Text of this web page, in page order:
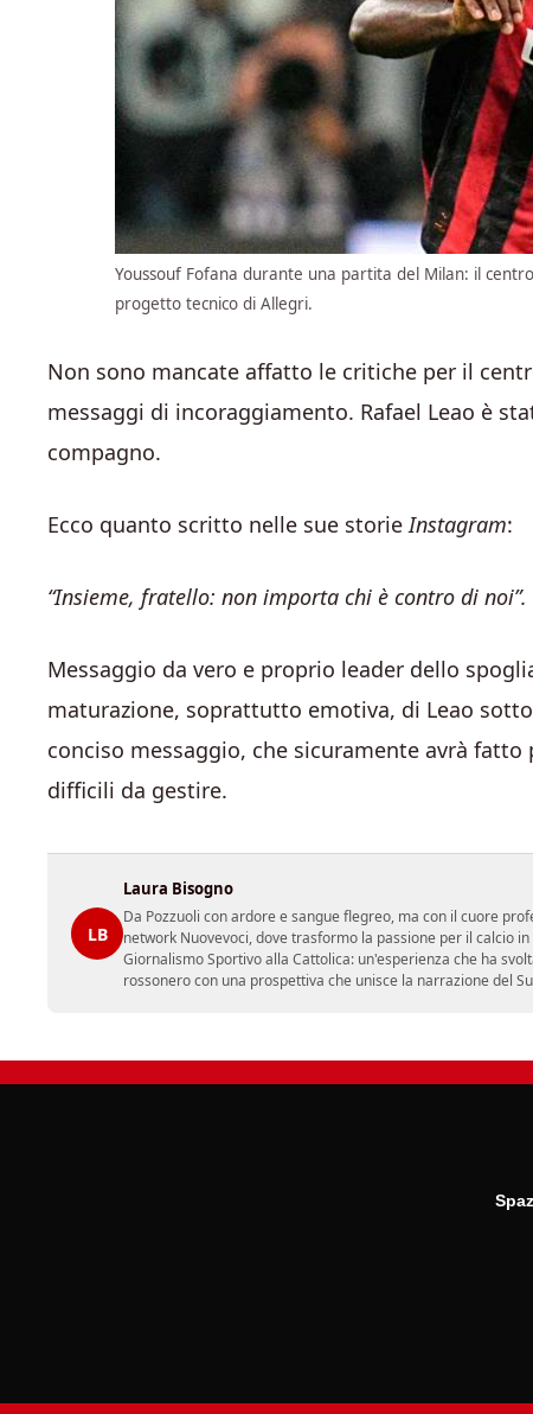
Youssouf Fofana durante una partita del Milan: il
progetto tecnico di Allegri.
Non sono mancate affatto le critiche per il
messaggi di incoraggiamento. Rafael Leao è
compagno.
Ecco quanto scritto nelle sue storieInstagram:
“Insieme, fratello: non importa chi è contro di noi”.
Messaggio da vero e proprio leader dello
maturazione, soprattutto emotiva, di Leao
conciso messaggio, che sicuramente avrà
difficili da gestire.
LB
Laura Bisogno
Da Pozzuoli con ardore e sangue flegreo, ma con il cuore
network Nuovevoci, dove trasformo la passione per il calcio
Giornalismo Sportivo alla Cattolica: un'esperienza che ha
rossonero con una prospettiva che unisce la narrazione del